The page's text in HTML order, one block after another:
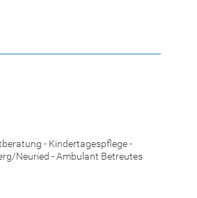
- Kindertagespflege -
Neuried - Ambulant Betreutes